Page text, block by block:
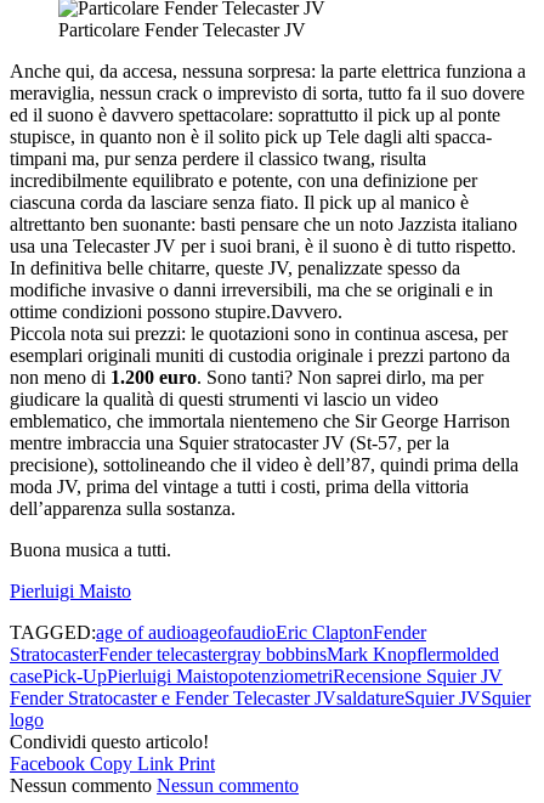
Particolare Fender Telecaster JV
Anche qui, da accesa, nessuna sorpresa: la parte elettrica funziona a
meraviglia, nessun crack o imprevisto di sorta, tutto fa il suo dovere
ed il suono è davvero spettacolare: soprattutto il pick up al ponte
stupisce, in quanto non è il solito pick up Tele dagli alti spacca-
timpani ma, pur senza perdere il classico twang, risulta
incredibilmente equilibrato e potente, con una definizione per
ciascuna corda da lasciare senza fiato. Il pick up al manico è
altrettanto ben suonante: basti pensare che un noto Jazzista italiano
usa una Telecaster JV per i suoi brani, è il suono è di tutto rispetto.
In definitiva belle chitarre, queste JV, penalizzate spesso da
modifiche invasive o danni irreversibili, ma che se originali e in
ottime condizioni possono stupire.Davvero.
Piccola nota sui prezzi: le quotazioni sono in continua ascesa, per
esemplari originali muniti di custodia originale i prezzi partono da
non meno di 1.200 euro. Sono tanti? Non saprei dirlo, ma per
giudicare la qualità di questi strumenti vi lascio un video
emblematico, che immortala nientemeno che Sir George Harrison
mentre imbraccia una Squier stratocaster JV (St-57, per la
precisione), sottolineando che il video è dell’87, quindi prima della
moda JV, prima del vintage a tutti i costi, prima della vittoria
dell’apparenza sulla sostanza.
Buona musica a tutti.
Pierluigi Maisto
TAGGED:age of audioageofaudioEric ClaptonFender
StratocasterFender telecastergray bobbinsMark Knopflermolded
casePick-UpPierluigi MaistopotenziometriRecensione Squier JV
Fender Stratocaster e Fender Telecaster JVsaldatureSquier JVSquier
logo
Condividi questo articolo!
Facebook Copy Link Print
Nessun commento Nessun commento